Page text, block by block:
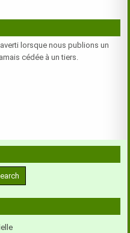
lorsque nous publions un
cédée à un tiers.